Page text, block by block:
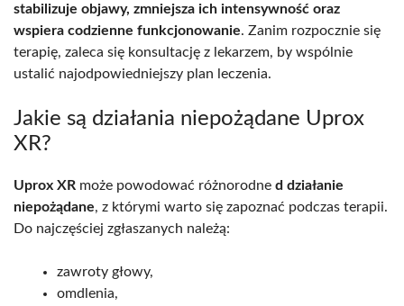
stabilizuje objawy, zmniejsza ich intensywność oraz
wspiera codzienne funkcjonowanie. Zanim rozpocznie się
terapię, zaleca się konsultację z lekarzem, by wspólnie
ustalić najodpowiedniejszy plan leczenia.
Jakie są działania niepożądane Uprox
XR?
Uprox XR może powodować różnorodne d działanie
niepożądane, z którymi warto się zapoznać podczas terapii.
Do najczęściej zgłaszanych należą:
zawroty głowy,
omdlenia,